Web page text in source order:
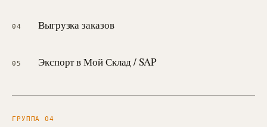
04 Выгрузка заказов
05 Экспорт в Мой Склад / SAP
ГРУППА 04